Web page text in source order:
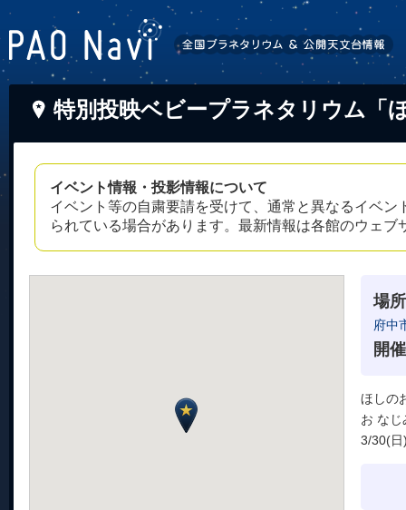
特別投映ベビープラネタリウム「
イベント情報・投影情報について
イベント等の自粛要請を受けて、通常と異なるイベ
られている場合があります。最新情報は各館のウェ
場所
府中
開
ほしの
お な
3/30(